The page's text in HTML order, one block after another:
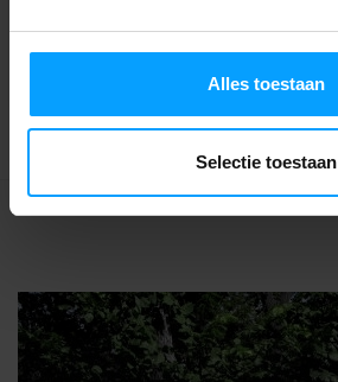
Alles toestaan
Selectie toestaan
93,32 pro m²